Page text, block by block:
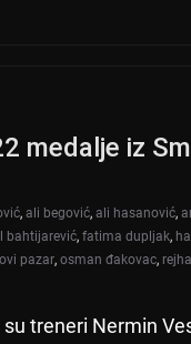
medalje iz
, ali begović, ali hasanović,
bahtijarević, fatima dupljak,
pazar, osman đakovac,
treneri Nermin